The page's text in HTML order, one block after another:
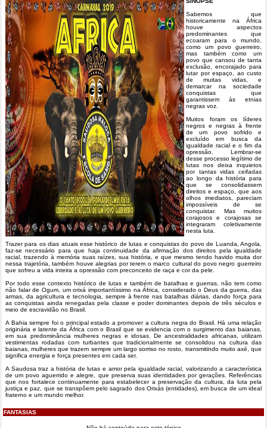
Sabemos que
historicamente na África
houve aspectos
predominantes que
ecoaram para o mundo,
como um povo guerreiro,
mas também como um
povo que cansou de tanta
exclusão, encorajado para
lutar por espaço, ao custo
de muitas vidas, e
demarcar na sociedade
conquistas que
garantissem às etnias
negras voz.
Muitos foram os líderes
negros e negras à frente
de um povo sofrido e
excluído em busca da
igualdade racial e o fim da
opressão. Lembrar-se
desse processo legítimo de
lutas nos deixa inquietos
por tantas vidas ceifadas
ao longo da história para
que se consolidassem
direitos e espaço, que aos
olhos imediatos, pareciam
impossíveis de se
conquistar. Mas muitos
corajosos e corajosas se
integraram coletivamente
nesta luta.
Trazer para os dias atuais esse histórico de lutas e conquistas do povo de Luanda, Angola,
faz-se necessário para que haja continuidade da afirmação dos direitos pela igualdade
racial, trazendo à memória suas raízes, sua história, e que mesmo tendo havido muita dor
nessa trajetória, também houve alegrias por terem o marco cultural do povo negro guerreiro
que sofreu a vida inteira a opressão com preconceito de raça e cor da pele.
Por todo esse contexto histórico de lutas e também de batalhas e guerras, não tem como
não falar de Ogum, um orixá importantíssimo na África, considerado o Deus da guerra, das
armas, da agricultura e tecnologia, sempre à frente nas batalhas diárias, dando força para
as conquistas ainda renegadas pela classe e poder dominantes depois de três séculos e
meio de escravidão no Brasil.
A Bahia sempre foi o principal estado a promover a cultura negra do Brasil. Há uma relação
originária e latente da África com o Brasil que se evidencia com o surgimento das baianas,
em sua predominância mulheres negras e idosas. De ancestralidades africanas, utilizam
vestimentas rodadas com turbantes que tradicionalmente se consolidou na cultura das
baianas, mulheres que trazem sempre um largo sorriso no rosto, transmitindo muito axé, que
significa energia e força presentes em cada ser.
A Saudosa traz a história de lutas e amor pela igualdade racial, valorizando a característica
de um povo aguerrido e alegre, que preserva suas identidades por gerações. Referências
que nos fortalece continuamente para estabelecer a preservação da cultura, da luta pela
justiça e paz, que se transpõem pelo sagrado dos Orixás (entidades), em busca de um ideal
fraterno e um mundo melhor.
FANTASIAS